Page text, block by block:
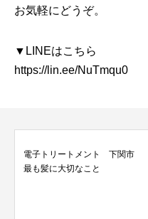
お気軽にどうぞ。
▼LINEはこちら
https://lin.ee/NuTmqu0
電子トリートメント 下関市
最も髪に大切なこと